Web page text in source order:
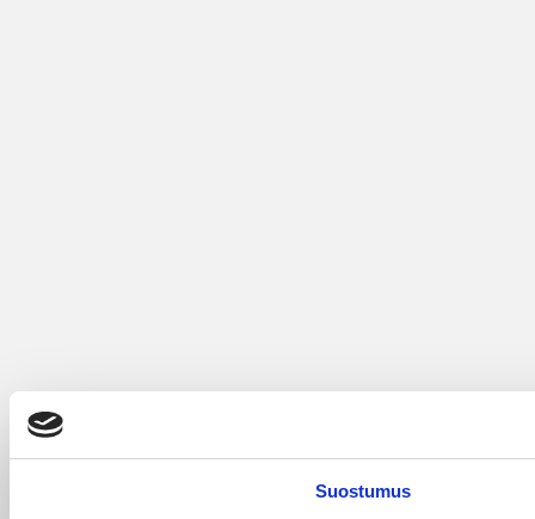
Suostumus